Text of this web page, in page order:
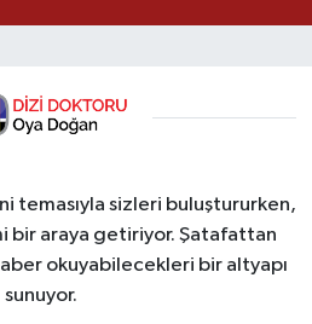
temasıyla sizleri buluştururken,
bir araya getiriyor. Şatafattan
okuyabilecekleri bir altyapı
sunuyor.